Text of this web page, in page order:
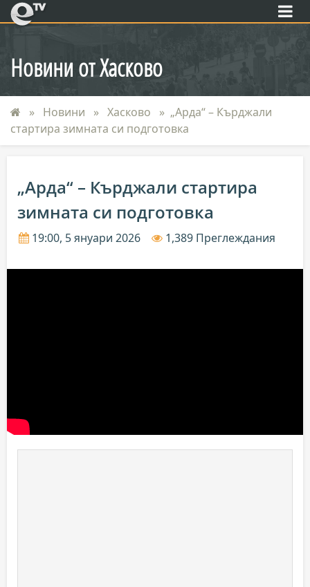
eTV
Новини от Хасково
Новини Хасково
„Арда“ – Кърджали
стартира зимната си подготовка
„Арда“ – Кърджали стартира
зимната си подготовка
19:00, 5 януари 2026 1,389 Преглеждания